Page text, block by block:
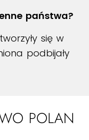
państwa?
się w
podbijały
POLAN